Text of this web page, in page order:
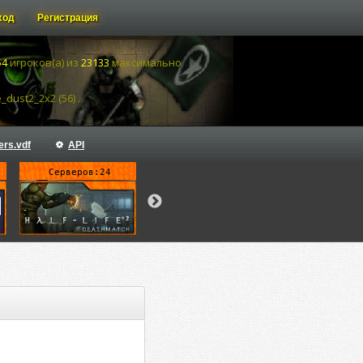
Регистрация
игроков(а) из 23133максимально
(56) .
API
Серверов:24